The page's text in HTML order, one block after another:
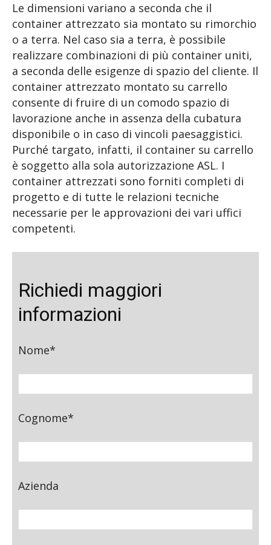
Le dimensioni variano a seconda che il
container attrezzato sia montato su rimorchio
o a terra. Nel caso sia a terra, è possibile
realizzare combinazioni di più container uniti,
a seconda delle esigenze di spazio del cliente. Il
container attrezzato montato su carrello
consente di fruire di un comodo spazio di
lavorazione anche in assenza della cubatura
disponibile o in caso di vincoli paesaggistici.
Purché targato, infatti, il container su carrello
è soggetto alla sola autorizzazione ASL. I
container attrezzati sono forniti completi di
progetto e di tutte le relazioni tecniche
necessarie per le approvazioni dei vari uffici
competenti.
Richiedi maggiori
informazioni
Nome*
Cognome*
Azienda